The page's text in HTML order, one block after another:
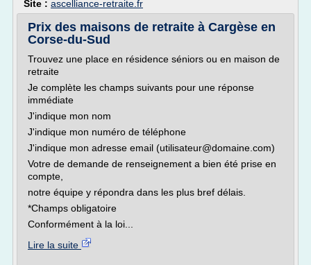
Site : ascelliance-retraite.fr
Prix des maisons de retraite à Cargèse en
Corse-du-Sud
Trouvez une place en résidence séniors ou en maison de
retraite
Je complète les champs suivants pour une réponse
immédiate
J'indique mon nom
J'indique mon numéro de téléphone
J'indique mon adresse email (utilisateur@domaine.com)
Votre de demande de renseignement a bien été prise en
compte,
notre équipe y répondra dans les plus bref délais.
*Champs obligatoire
Conformément à la loi...
Lire la suite